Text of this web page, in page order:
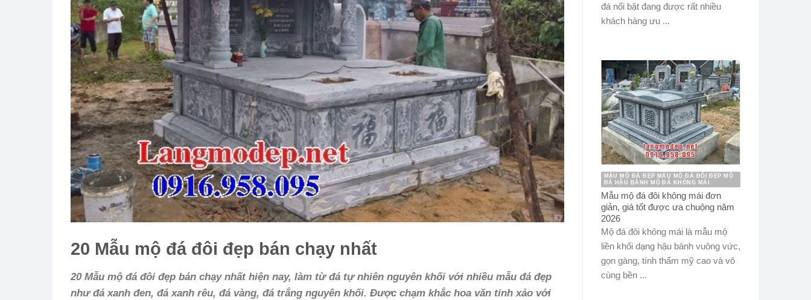
20 Mẫu mộ đá đôi đẹp bán chạy nhất
20 Mẫu mộ đá đôi đẹp bán chạy nhất hiện nay, làm từ đá tự nhiên nguyên khối với nhiều mẫu đá đẹp
như đá xanh đen, đá xanh rêu, đá vàng, đá trắng nguyên khối. Được chạm khắc hoa văn tinh xảo với
đá nổi bật đang được rất nhiều
khách hàng ưu ...
MẪU MỘ ĐÁ ĐẸP MẪU MỘ ĐÁ ĐÔI ĐẸP MỘ
ĐÁ HẬU BÀNH MỘ ĐÁ KHÔNG MÁI
Mẫu mộ đá đôi không mái đơn
giản, giá tốt được ưa chuộng năm
2026
Mộ đá đôi không mái là mẫu mộ
liền khối dạng hậu bành vuông vức,
gọn gàng, tính thẩm mỹ cao và vô
cùng bền ...